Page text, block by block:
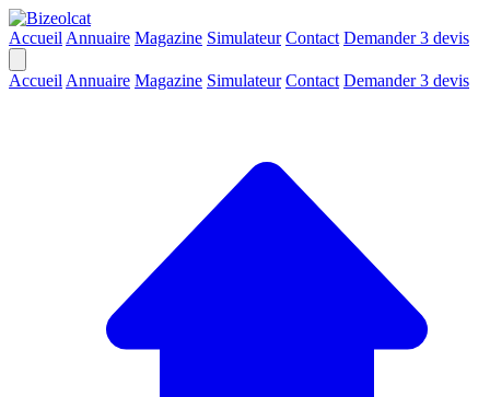
Accueil Annuaire Magazine Simulateur Contact Demander 3 devis
Accueil Annuaire Magazine Simulateur Contact Demander 3 devis